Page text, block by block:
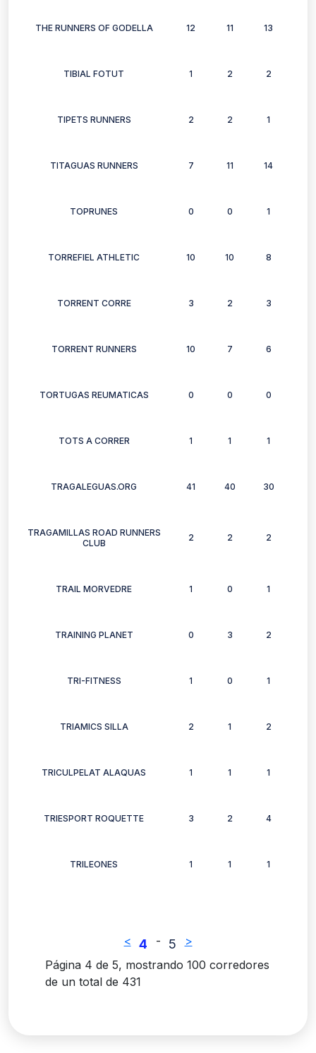
THE RUNNERS OF GODELLA 12 11 13
TIBIAL FOTUT 1 2 2
TIPETS RUNNERS 2 2 1
TITAGUAS RUNNERS 7 11 14
TOPRUNES 0 0 1
TORREFIEL ATHLETIC 10 10 8
TORRENT CORRE 3 2 3
TORRENT RUNNERS 10 7 6
TORTUGAS REUMATICAS 0 0 0
TOTS A CORRER 1 1 1
TRAGALEGUAS.ORG 41 40 30
TRAGAMILLAS ROAD RUNNERS
CLUB
2 2 2
TRAIL MORVEDRE 1 0 1
TRAINING PLANET 0 3 2
TRI-FITNESS 1 0 1
TRIAMICS SILLA 2 1 2
TRICULPELAT ALAQUAS 1 1 1
TRIESPORT ROQUETTE 3 2 4
TRILEONES 1 1 1
< 4 - 5
>
Página 4 de 5, mostrando 100 corredores
de un total de 431